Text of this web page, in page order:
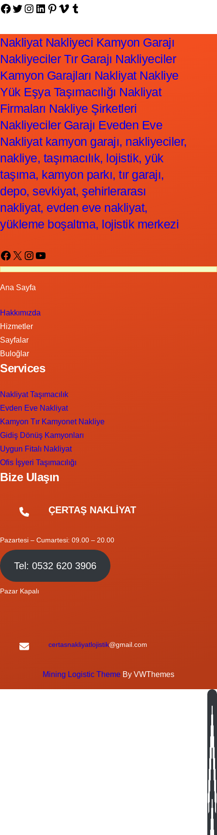
Facebook Twitter Instagram LinkedIn Pinterest Vimeo Tumblr
Nakliyat Nakliyeci Kamyon Garajı
Nakliyeciler Tır Garajı Nakliyeciler
Kamyon Garajları Nakliyat Nakliye
Yük Eşya Taşımacılığı Nakliyat
Firmaları Nakliye Şirketleri
Nakliyeciler Garajı Eveden Eve
Nakliyat kamyon garajı, nakliyeciler,
nakliye, taşımacılık, lojistik, yük
taşıma, kamyon parkı, tır garajı,
depo, sevkiyat, şehirlerarası
nakliyat, evden eve nakliyat,
yükleme boşaltma, lojistik merkezi
Facebook X Instagram YouTube
Ana Sayfa
Hakkımızda
Hizmetler
Sayfalar
Buloğlar
Services
Nakliyat Taşımacılık
Evden Eve Nakliyat
Kamyon Tır Kamyonet Nakliye
Gidiş Dönüş Kamyonları
Uygun Fitalı Nakliyat
Ofis İşyeri Taşımacılığı
Bize Ulaşın
ÇERTAŞ NAKLİYAT
Pazartesi – Cumartesi: 09.00 – 20.00
Tel: 0532 620 3906
Pazar Kapalı
certasnakliyatlojistik@gmail.com
Mining Logistic Theme By VWThemes